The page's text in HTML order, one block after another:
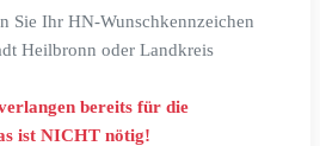
Sie Ihr HN-Wunschkennzeichen
Heilbronn oder Landkreis
bereits für die
ist NICHT nötig!